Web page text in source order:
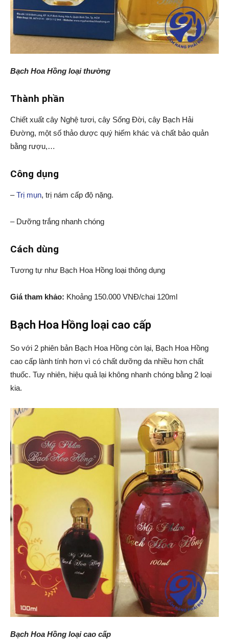
Bạch Hoa Hồng loại thường
Thành phần
Chiết xuất cây Nghệ tươi, cây Sống Đời, cây Bạch Hải
Đường, một số thảo dược quý hiếm khác và chất bảo quản
bằng rượu,…
Công dụng
–Trị mụn, trị nám cấp độ nặng.
– Dưỡng trắng nhanh chóng
Cách dùng
Tương tự như Bạch Hoa Hồng loại thông dụng
Giá tham khảo: Khoảng 150.000 VNĐ/chai 120ml
Bạch Hoa Hồng loại cao cấp
So với 2 phiên bản Bạch Hoa Hồng còn lại, Bạch Hoa Hồng
cao cấp lành tính hơn vì có chất dưỡng da nhiều hơn chất
thuốc. Tuy nhiên, hiệu quả lại không nhanh chóng bằng 2 loại
kia.
Bạch Hoa Hồng loại cao cấp